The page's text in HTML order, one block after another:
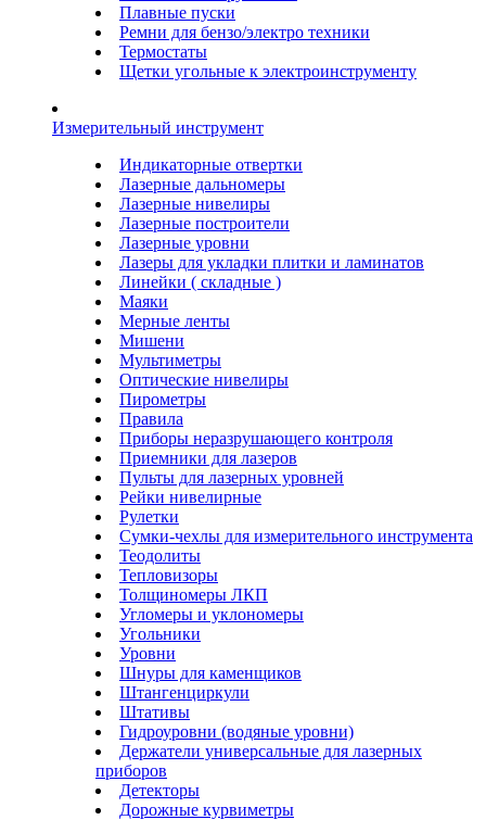
Плавные пуски
Ремни для бензо/электро техники
Термостаты
Щетки угольные к электроинструменту
Измерительный инструмент
Индикаторные отвертки
Лазерные дальномеры
Лазерные нивелиры
Лазерные построители
Лазерные уровни
Лазеры для укладки плитки и ламинатов
Линейки ( складные )
Маяки
Мерные ленты
Мишени
Мультиметры
Оптические нивелиры
Пирометры
Правила
Приборы неразрушающего контроля
Приемники для лазеров
Пульты для лазерных уровней
Рейки нивелирные
Рулетки
Сумки-чехлы для измерительного инструмента
Теодолиты
Тепловизоры
Толщиномеры ЛКП
Угломеры и уклономеры
Угольники
Уровни
Шнуры для каменщиков
Штангенциркули
Штативы
Гидроуровни (водяные уровни)
Держатели универсальные для лазерных
приборов
Детекторы
Дорожные курвиметры